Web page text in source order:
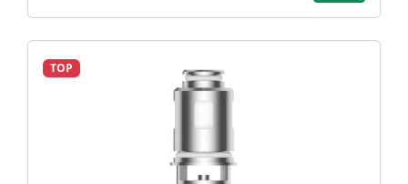
TOP